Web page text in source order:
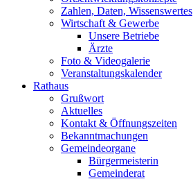
Zahlen, Daten, Wissenswertes
Wirtschaft & Gewerbe
Unsere Betriebe
Ärzte
Foto & Videogalerie
Veranstaltungskalender
Rathaus
Grußwort
Aktuelles
Kontakt & Öffnungszeiten
Bekanntmachungen
Gemeindeorgane
Bürgermeisterin
Gemeinderat